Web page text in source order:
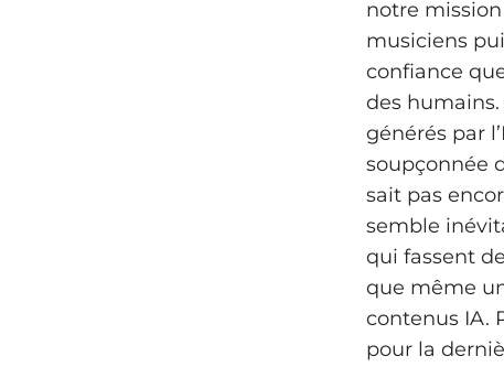
notre
musiciens
confiance
des
générés par
soupçonnée
sait pas
semble
qui fassent
que même
contenus IA.
pour la